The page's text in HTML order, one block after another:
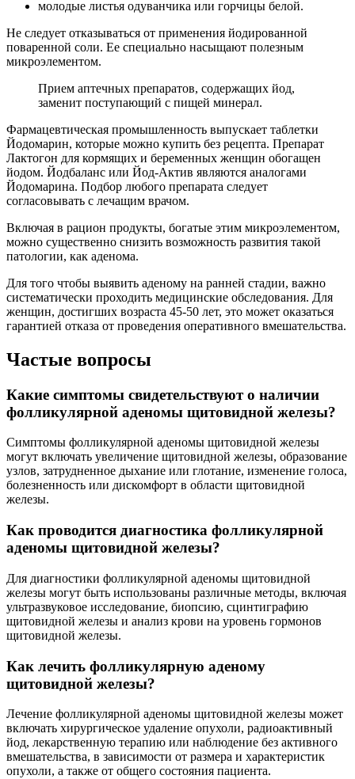
молодые листья одуванчика или горчицы белой.
Не следует отказываться от применения йодированной
поваренной соли. Ее специально насыщают полезным
микроэлементом.
Прием аптечных препаратов, содержащих йод,
заменит поступающий с пищей минерал.
Фармацевтическая промышленность выпускает таблетки
Йодомарин, которые можно купить без рецепта. Препарат
Лактогон для кормящих и беременных женщин обогащен
йодом. Йодбаланс или Йод-Актив являются аналогами
Йодомарина. Подбор любого препарата следует
согласовывать с лечащим врачом.
Включая в рацион продукты, богатые этим микроэлементом,
можно существенно снизить возможность развития такой
патологии, как аденома.
Для того чтобы выявить аденому на ранней стадии, важно
систематически проходить медицинские обследования. Для
женщин, достигших возраста 45-50 лет, это может оказаться
гарантией отказа от проведения оперативного вмешательства.
Частые вопросы
Какие симптомы свидетельствуют о наличии
фолликулярной аденомы щитовидной железы?
Симптомы фолликулярной аденомы щитовидной железы
могут включать увеличение щитовидной железы, образование
узлов, затрудненное дыхание или глотание, изменение голоса,
болезненность или дискомфорт в области щитовидной
железы.
Как проводится диагностика фолликулярной
аденомы щитовидной железы?
Для диагностики фолликулярной аденомы щитовидной
железы могут быть использованы различные методы, включая
ультразвуковое исследование, биопсию, сцинтиграфию
щитовидной железы и анализ крови на уровень гормонов
щитовидной железы.
Как лечить фолликулярную аденому
щитовидной железы?
Лечение фолликулярной аденомы щитовидной железы может
включать хирургическое удаление опухоли, радиоактивный
йод, лекарственную терапию или наблюдение без активного
вмешательства, в зависимости от размера и характеристик
опухоли, а также от общего состояния пациента.